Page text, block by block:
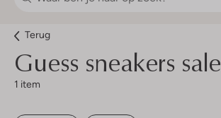
Terug
Guess sneakers sale
1 item